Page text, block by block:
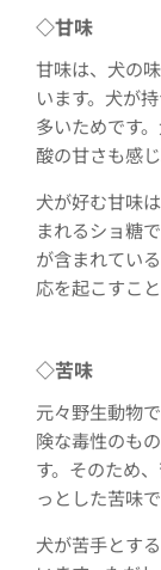
◇甘味
甘味は、犬の
います。犬が
多いためです
酸の甘さも感
犬が好む甘味
まれるショ糖
が含まれてい
応を起こすこ
◇苦味
元々野生動物
険な毒性のも
す。そのため
っとした苦味
犬が苦手とす